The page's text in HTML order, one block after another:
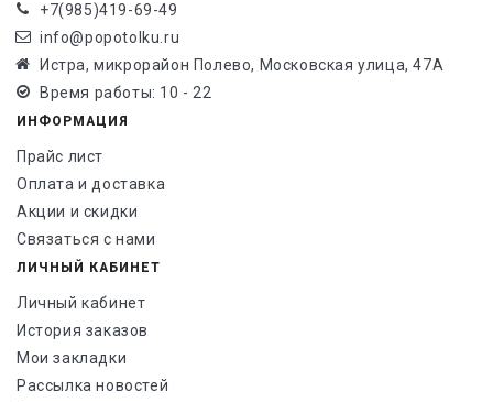
+7(985)419-69-49
info@popotolku.ru
Истра, микрорайон Полево, Московская улица, 47А
Время работы: 10 - 22
ИНФОРМАЦИЯ
Прайс лист
Оплата и доставка
Акции и скидки
Связаться с нами
ЛИЧНЫЙ КАБИНЕТ
Личный кабинет
История заказов
Мои закладки
Рассылка новостей